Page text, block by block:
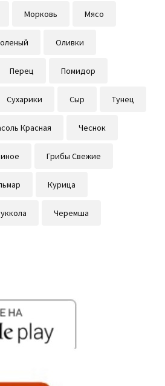
Морковь Мясо
Оливки
Перец Помидор
Сухарики Сыр Тунец
Красная Чеснок
Грибы Свежие
Курица
Черемша